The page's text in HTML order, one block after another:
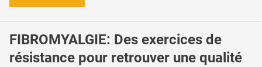
FIBROMYALGIE: Des exercices de
résistance pour retrouver une qualité